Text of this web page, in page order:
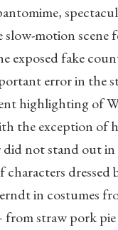
slow-motion scene
exposed fake
error in the
highlighting of
the exception of
not stand out in
dressed
in costumes
from straw pork